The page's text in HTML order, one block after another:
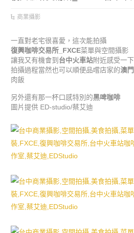
商業攝影
一直對老宅很喜愛，這次能拍攝
復興咖啡交易所_FXCE菜單與空間攝影
讓我又有機會到 台中火車站附近感受一
拍攝過程當然也可以順便品嚐店家的澳
肉飯
另外還有那一杯口感特別的黑啤咖啡
圖片提供 ED-studio/蔡艾迪